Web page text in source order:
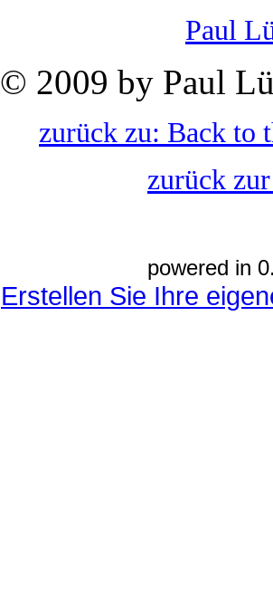
Paul
© 2009 by Paul
zurück zu: Back to
zurück
powered in
Erstellen Sie Ihre